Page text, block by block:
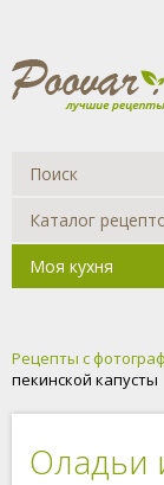
Каталог
Моя кухня
Рецепты с
пекинской капусты
Оладьи